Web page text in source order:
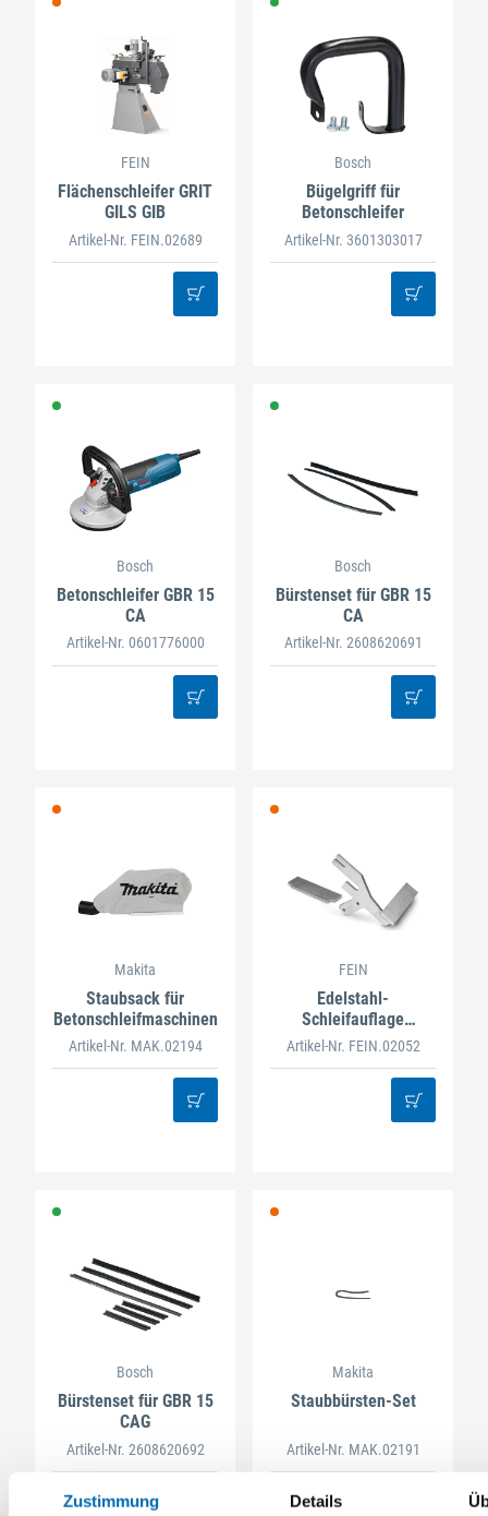
Zustimmung Details
FEIN
Flächenschleifer GRIT
GILS GIB
Artikel-Nr. FEIN.02689
Bosch
Bügelgriff für
Betonschleifer
Artikel-Nr. 3601303017
Bosch
Betonschleifer GBR 15
CA
Artikel-Nr. 0601776000
Bosch
Bürstenset für GBR 15
CA
Artikel-Nr. 2608620691
Makita
Staubsack für
Betonschleifmaschinen
Artikel-Nr. MAK.02194
FEIN
Edelstahl-
Schleifauflage
GI/GIS15
Artikel-Nr. FEIN.02052
Bosch
Bürstenset für GBR 15
CAG
Artikel-Nr. 2608620692
Makita
Staubbürsten-Set
Artikel-Nr. MAK.02191